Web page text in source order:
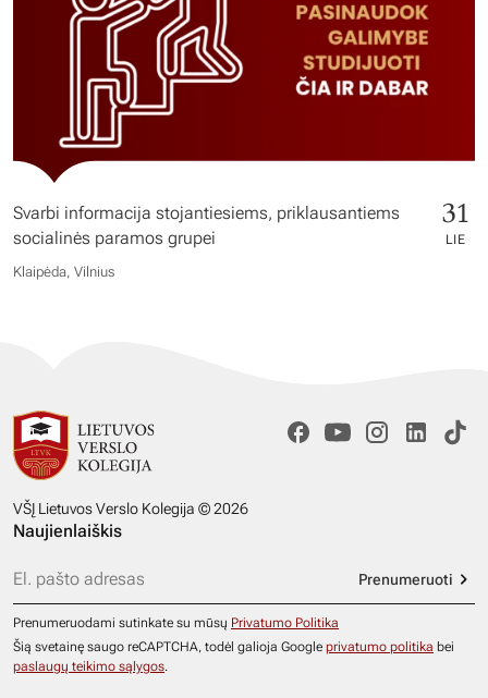
Svarbi informacija stojantiesiems, priklausantiems
socialinės paramos grupei
31
LIE
Klaipėda, Vilnius
VŠĮ Lietuvos Verslo Kolegija © 2026
Naujienlaiškis
Prenumeruoti
Prenumeruodami sutinkate su mūsų Privatumo Politika
Šią svetainę saugo reCAPTCHA, todėl galioja Google privatumo politika bei
paslaugų teikimo sąlygos.